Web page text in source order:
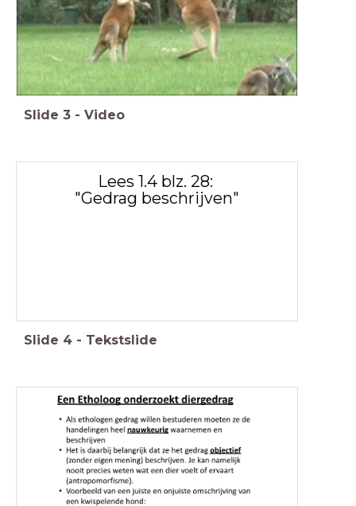
Slide 3 - Video
Lees 1.4 blz. 28:
"Gedrag beschrijven"
Slide 4 - Tekstslide